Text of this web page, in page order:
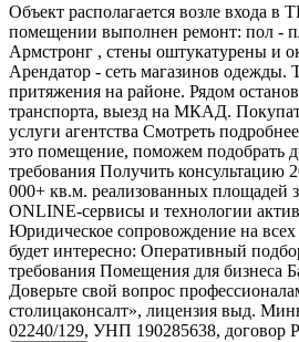
Объект располагается возле входа в
помещении выполнен ремонт: пол -
Армстронг , стены оштукатурены и
Арендатор - сеть магазинов одежды.
притяжения на районе. Рядом
транспорта, выезд на МКАД.
услуги агентства Смотреть
это помещение, поможем подобрать
требования Получить консультацию
000+ кв.м. реализованных площадей
ONLINE-сервисы и технологии
Юридическое сопровождение на
будет интересно: Оперативный
требования Помещения для бизнеса
Доверьте свой вопрос
столицаконсалт», лицензия выд.
02240/129, УНП 190285638, договор